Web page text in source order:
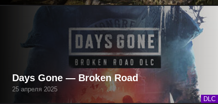
DLC
Days Gone — Broken Road
25 апреля 2025